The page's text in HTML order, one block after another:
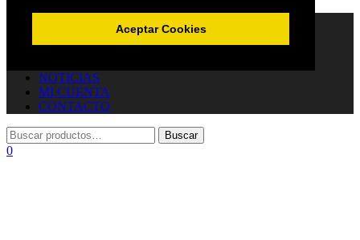
Aceptar Cookies
JOYERÍA
NOTICIAS
MI CUENTA
CONTACTO
0